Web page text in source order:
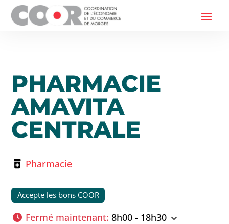
PHARMACIE
AMAVITA
CENTRALE
Pharmacie
Accepte les bons COOR
Fermé maintenant: 8h00 - 18h30